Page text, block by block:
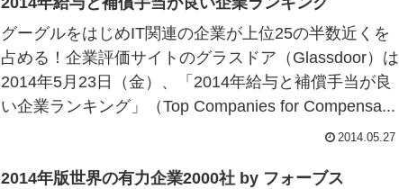
グーグルをはじめIT関連の企業が上位25の半数近くを
占める！企業評価サイトのグラスドア（Glassdoor）は
2014年5月23日（金）、「2014年給与と補償手当が良
い企業ランキング」（Top Companies for Compensa...
2014.05.27
2014年版世界の有力企業2000社 by フォーブス